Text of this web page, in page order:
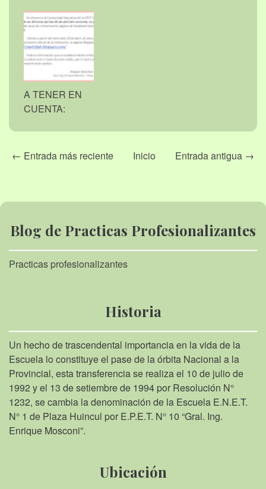
A TENER EN
CUENTA:
← Entrada más reciente Entrada antigua →
Inicio
Blog de Practicas Profesionalizantes
Practicas profesionalizantes
Historia
Un hecho de trascendental importancia en la vida de la
Escuela lo constituye el pase de la órbita Nacional a la
Provincial, esta transferencia se realiza el 10 de julio de
1992 y el 13 de setiembre de 1994 por Resolución N°
1232, se cambia la denominación de la Escuela E.N.E.T.
N° 1 de Plaza Huincul por E.P.E.T. N° 10 “Gral. Ing.
Enrique Mosconi”.
Ubicación